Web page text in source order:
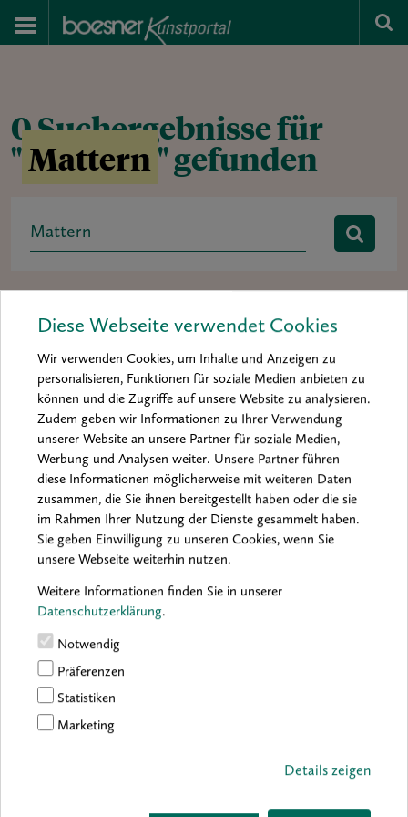
Diese Webseite verwendet Cookies
Wir verwenden Cookies, um Inhalte und Anzeigen zu
personalisieren, Funktionen für soziale Medien anbieten zu
können und die Zugriffe auf unsere Website zu analysieren.
Zudem geben wir Informationen zu Ihrer Verwendung
unserer Website an unsere Partner für soziale Medien,
Werbung und Analysen weiter. Unsere Partner führen
diese Informationen möglicherweise mit weiteren Daten
zusammen, die Sie ihnen bereitgestellt haben oder die sie
im Rahmen Ihrer Nutzung der Dienste gesammelt haben.
Sie geben Einwilligung zu unseren Cookies, wenn Sie
unsere Webseite weiterhin nutzen.
Weitere Informationen finden Sie in unserer
Datenschutzerklärung.
Notwendig
Präferenzen
Statistiken
Marketing
Details zeigen
0 Suchergebnisse für
" Mattern " gefunden
Search
for:
Rubrik: Ausstellung baa 2014
Kunst & Künstler Material & Inspiration
Materialkunde Mein Material News Porträt Praxis
Archiv: 2026 2025 2024 2023 2022 2021
2017
Sorry, no results were found.